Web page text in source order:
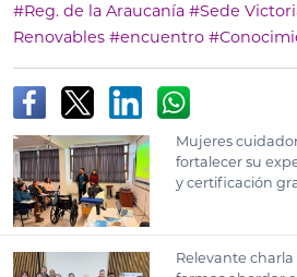
#Reg. de la Araucanía #Sede
Renovables #encuentro
Mujeres
fortalecer su
y certificación
Relevante